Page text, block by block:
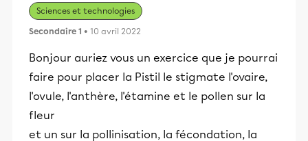
Sciences et technologies
Secondaire 1 • 10 avril 2022
Bonjour auriez vous un exercice que je pourrai
faire pour placer la Pistil le stigmate l'ovaire,
l'ovule, l'anthère, l'étamine et le pollen sur la
fleur
et un sur la pollinisation, la fécondation, la